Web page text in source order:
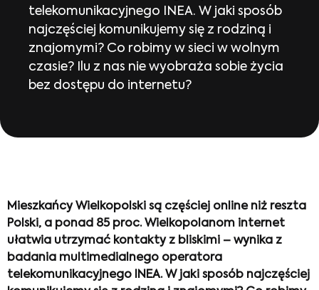
telekomunikacyjnego INEA. W jaki sposób
najczęściej komunikujemy się z rodziną i
znajomymi? Co robimy w sieci w wolnym
czasie? Ilu z nas nie wyobraża sobie życia
bez dostępu do internetu?
Mieszkańcy Wielkopolski są częściej online niż reszta
Polski, a ponad 85 proc. Wielkopolanom internet
ułatwia utrzymać kontakty z bliskimi – wynika z
badania multimedialnego operatora
telekomunikacyjnego INEA. W jaki sposób najczęściej